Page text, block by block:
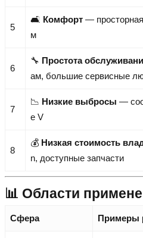
5
🛋️ Комфорт —
м
6
🔧 Простота
ам, большие сервисные
7
📉 Низкие выбросы —
e V
8
💰 Низкая стоимость
n, доступные запчасти
📊 Области
Сфера Примеры